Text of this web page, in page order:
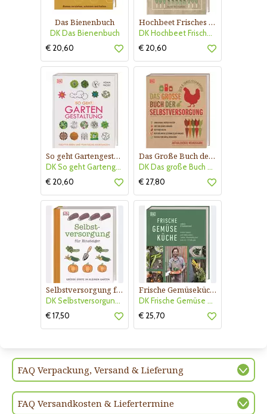
Das Bienenbuch
DK Das Bienenbuch
€ 20,60
Hochbeet Frisches Gemüse das Ganze Jahr
DK Hochbeet Frisches Gemüse
€ 20,60
So geht Gartengestaltung
DK So geht Gartengestaltung
€ 20,60
Das Große Buch der Selbstversorgung
DK Das große Buch der Selbstver
€ 27,80
Selbstversorgung für Einsteiger
DK Selbstversorgung für Einstei
€ 17,50
Frische Gemüseküche
DK Frische Gemüse Küche
€ 25,70
FAQ Verpackung, Versand & Lieferung
FAQ Versandkosten & Liefertermine